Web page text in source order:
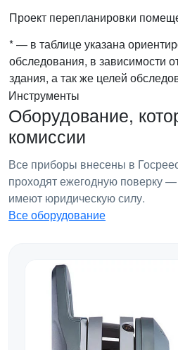
Проект перепланировки
* — в таблице указана
обследования, в зависимости
здания, а так же целей
Инструменты
Оборудование,
комиссии
Все приборы внесены в
проходят ежегодную поверку
имеют юридическую силу.
Все оборудование